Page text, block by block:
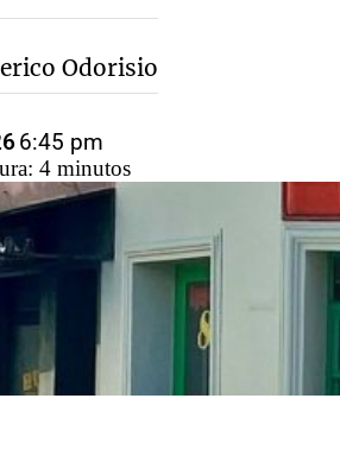
Odorisio
6:45 pm
4 minutos